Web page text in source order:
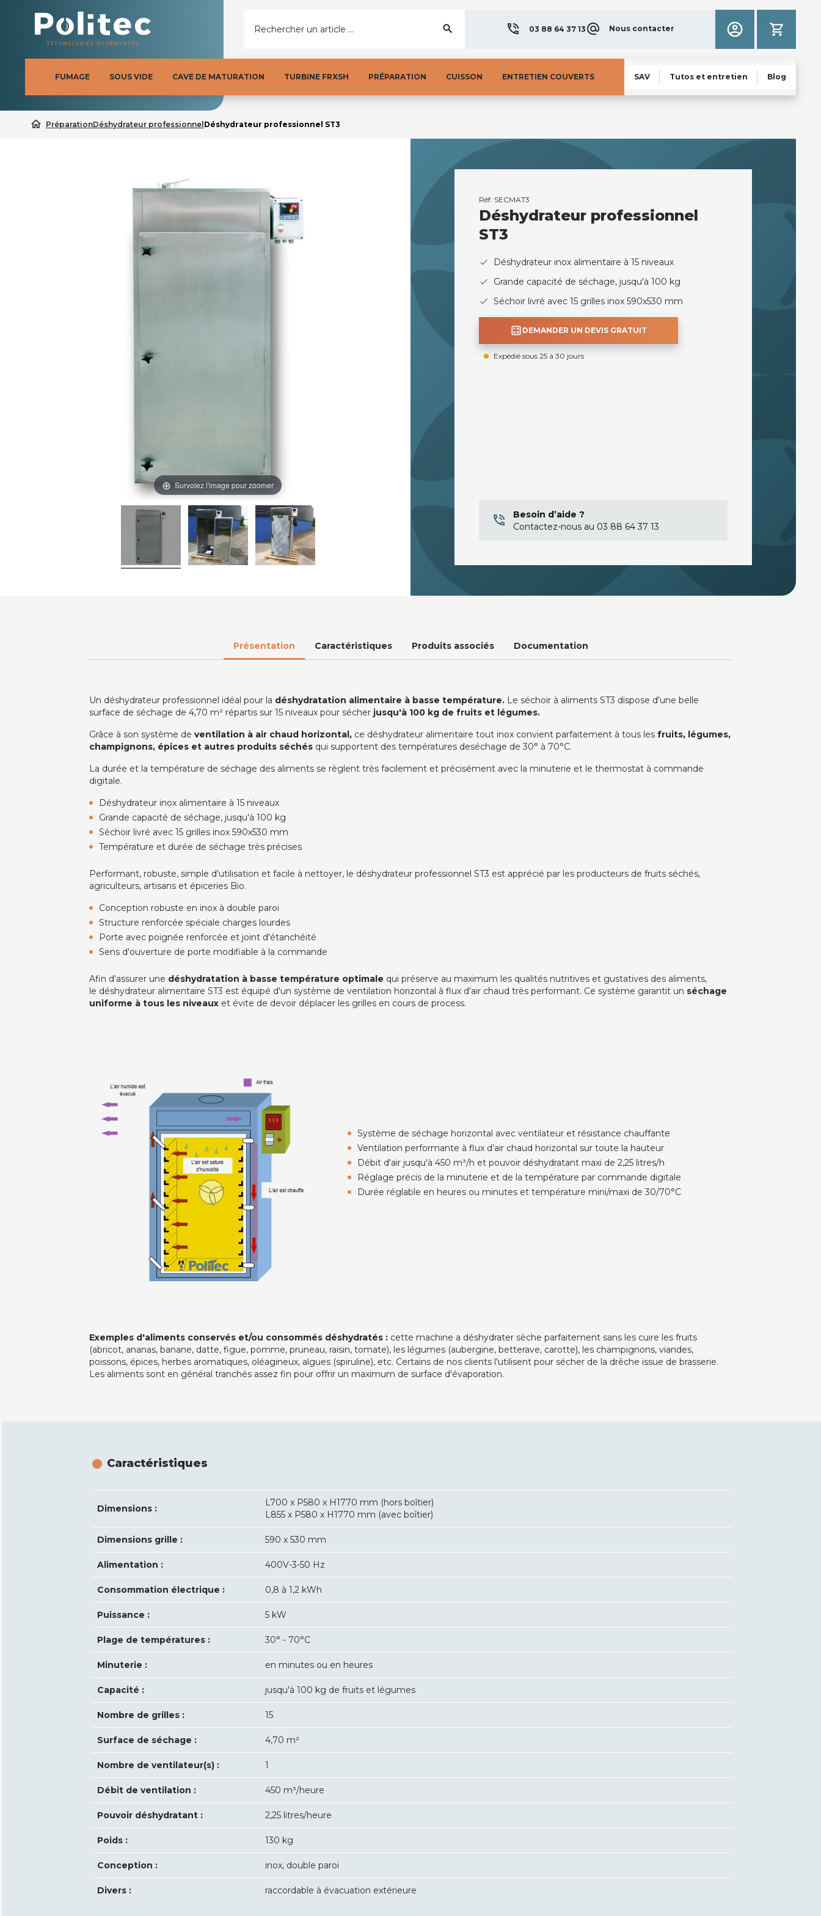
Rechercher un article ... search 03 88 64 37 13 Nous contacter
FUMAGE SOUS VIDE CAVE DE MATURATION TURBINE FRXSH PRÉPARATION CUISSON ENTRETIEN COUVERTS SAV Tutos et entretien Blog
home PréparationDéshydrateur professionnel Déshydrateur professionnel ST3
Survolez l'image pour zoomer
Réf. SECMAT3
Déshydrateur professionnel
ST3
Déshydrateur inox alimentaire à 15 niveaux
Grande capacité de séchage, jusqu'à 100 kg
Séchoir livré avec 15 grilles inox 590x530 mm
calculate DEMANDER UN DEVIS GRATUIT
Expédié sous 25 à 30 jours
Besoin d’aide ?
Contactez-nous au 03 88 64 37 13
Présentation Caractéristiques Produits associés Documentation
Un déshydrateur professionnel idéal pour la déshydratation alimentaire à basse température. Le séchoir à aliments ST3 dispose d'une belle
surface de séchage de 4,70 m² répartis sur 15 niveaux pour sécher jusqu'à 100 kg de fruits et légumes.
Grâce à son système deventilation à air chaud horizontal, ce déshydrateur alimentaire tout inox convient parfaitement à tous les fruits, légumes,
champignons, épices et autres produits séchés qui supportent des températures deséchage de 30° à 70°C.
La durée et la température de séchage des aliments se règlent très facilement et précisément avec la minuterie et le thermostat à commande
digitale.
Déshydrateur inox alimentaire à 15 niveaux
Grande capacité de séchage, jusqu'à 100 kg
Séchoir livré avec 15 grilles inox 590x530 mm
Température et durée de séchage très précises
Performant, robuste, simple d'utilisation et facile à nettoyer, le déshydrateur professionnel ST3 est apprécié par les producteurs de fruits séchés,
agriculteurs, artisans et épiceries Bio.
Conception robuste en inox à double paroi
Structure renforcée spéciale charges lourdes
Porte avec poignée renforcée et joint d'étanchéité
Sens d'ouverture de porte modifiable à la commande
Afin d'assurer une déshydratation à basse température optimale qui préserve au maximum les qualités nutritives et gustatives des aliments,
le déshydrateur alimentaire ST3 est équipé d'un système de ventilation horizontal à flux d’air chaud très performant. Ce système garantit un séchage
uniforme à tous les niveaux et évite de devoir déplacer les grilles en cours de process.
Système de séchage horizontal avec ventilateur et résistance chauffante
Ventilation performante à flux d’air chaud horizontal sur toute la hauteur
Débit d'air jusqu'à 450 m³/h et pouvoir déshydratant maxi de 2,25 litres/h
Réglage précis de la minuterie et de la température par commande digitale
Durée réglable en heures ou minutes et température mini/maxi de 30/70°C
Exemples d'aliments conservés et/ou consommés déshydratés : cette machine a déshydrater sèche parfaitement sans les cuire les fruits
(abricot, ananas, banane, datte, figue, pomme, pruneau, raisin, tomate), les légumes (aubergine, betterave, carotte), les champignons, viandes,
poissons, épices, herbes aromatiques, oléagineux, algues (spiruline), etc. Certains de nos clients l'utilisent pour sécher de la drêche issue de brasserie.
Les aliments sont en général tranchés assez fin pour offrir un maximum de surface d'évaporation.
Caractéristiques
Dimensions :
L700 x P580 x H1770 mm (hors boîtier)
L855 x P580 x H1770 mm (avec boîtier)
Dimensions grille : 590 x 530 mm
Alimentation : 400V-3-50 Hz
Consommation électrique : 0,8 à 1,2 kWh
Puissance : 5 kW
Plage de températures : 30° - 70°C
Minuterie : en minutes ou en heures
Capacité : jusqu'à 100 kg de fruits et légumes
Nombre de grilles : 15
Surface de séchage : 4,70 m²
Nombre de ventilateur(s) : 1
Débit de ventilation : 450 m³/heure
Pouvoir déshydratant : 2,25 litres/heure
Poids : 130 kg
Conception : inox, double paroi
Divers : raccordable à évacuation extérieure